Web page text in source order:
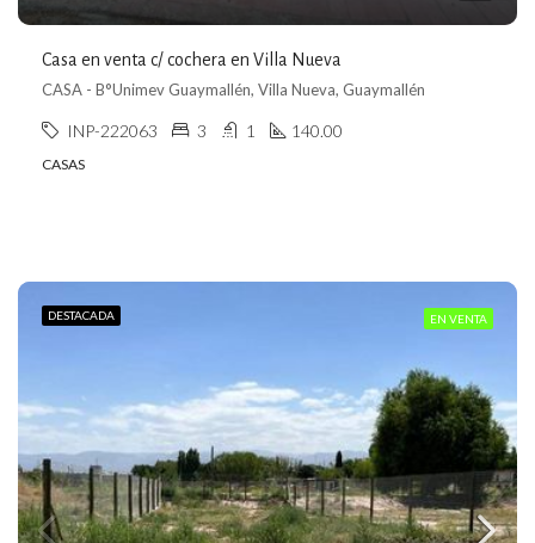
Casa en venta c/ cochera en Villa Nueva
CASA - B°Unimev Guaymallén, Villa Nueva, Guaymallén
INP-222063 3 1 140.00
CASAS
DESTACADA EN VENTA